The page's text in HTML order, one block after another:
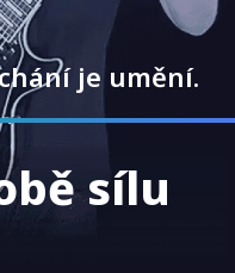
je umění.
sílu